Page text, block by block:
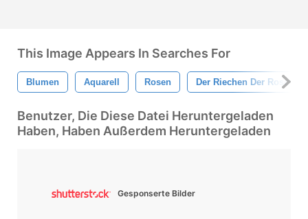
This Image Appears In Searches For
Blumen Aquarell Rosen Der Riechen Der Rosen
Benutzer, Die Diese Datei Heruntergeladen
Haben, Haben Außerdem Heruntergeladen
Gesponserte Bilder